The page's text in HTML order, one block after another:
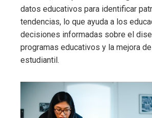
datos educativos para identificar
tendencias, lo que ayuda a los
decisiones informadas sobre el
programas educativos y la mejora
estudiantil.